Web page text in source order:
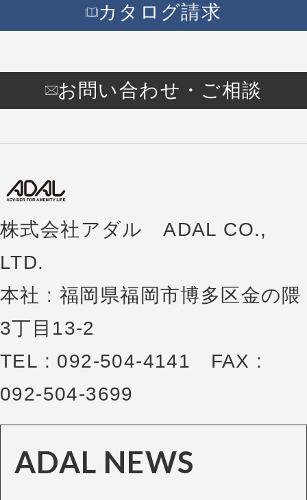
カタログ請求
お問い合わせ・ご相談
株式会社アダル ADAL CO.,
LTD.
本社 : 福岡県福岡市博多区金の隈
3丁目13-2
TEL : 092-504-4141 FAX :
092-504-3699
ADAL NEWS